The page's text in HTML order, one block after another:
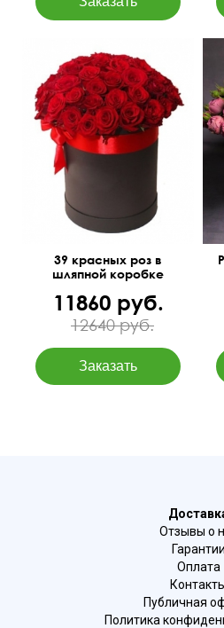
39 красных роз в
шляпной коробке
11860 руб.
12640 руб.
Отзывы о
Гарантии
Оплата
Публичная
Политика